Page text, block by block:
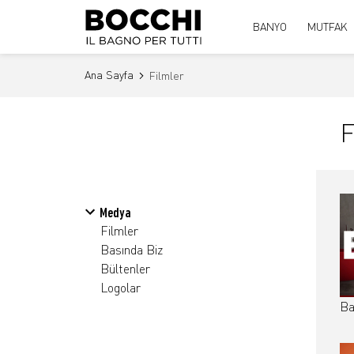
BANYO MUTFAK
Ana Sayfa Filmler
Medya
Filmler
Basında Biz
Bültenler
Logolar